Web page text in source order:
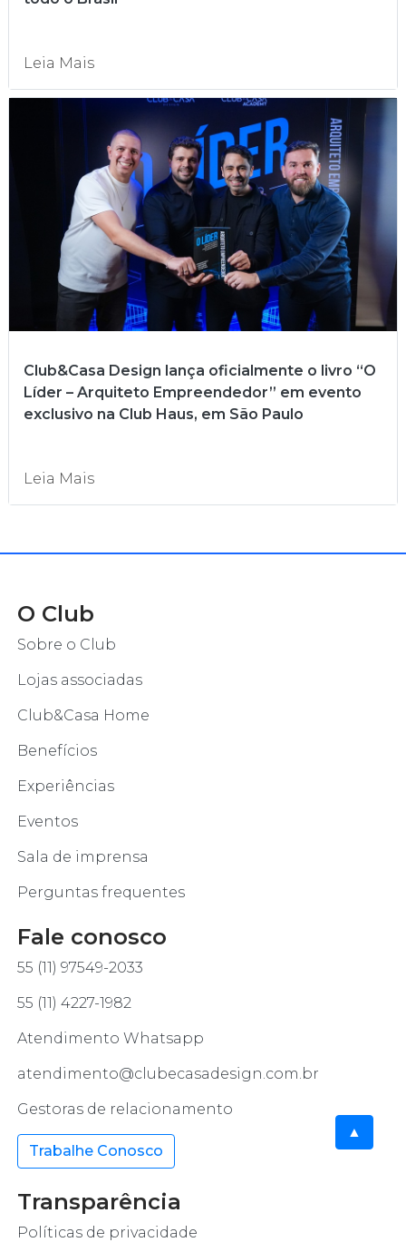
▲
Leia Mais
Club&Casa Design lança oficialmente o livro “O
Líder – Arquiteto Empreendedor” em evento
exclusivo na Club Haus, em São Paulo
Leia Mais
O Club
Sobre o Club
Lojas associadas
Club&Casa Home
Benefícios
Experiências
Eventos
Sala de imprensa
Perguntas frequentes
Fale conosco
55 (11) 97549-2033
55 (11) 4227-1982
Atendimento Whatsapp
atendimento@clubecasadesign.com.br
Gestoras de relacionamento
Trabalhe Conosco
Transparência
Políticas de privacidade